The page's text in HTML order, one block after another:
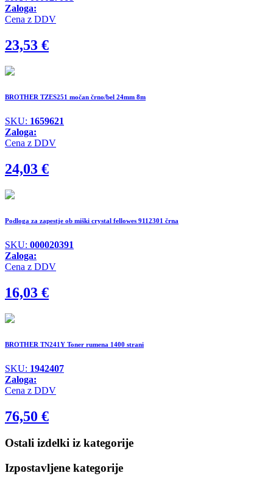
Zaloga:
Cena z DDV
23,53 €
BROTHER TZES251 močan črno/bel 24mm 8m
SKU: 1659621
Zaloga:
Cena z DDV
24,03 €
Podloga za zapestje ob miški crystal fellowes 9112301 črna
SKU: 000020391
Zaloga:
Cena z DDV
16,03 €
BROTHER TN241Y Toner rumena 1400 strani
SKU: 1942407
Zaloga:
Cena z DDV
76,50 €
Ostali izdelki iz kategorije
Izpostavljene kategorije